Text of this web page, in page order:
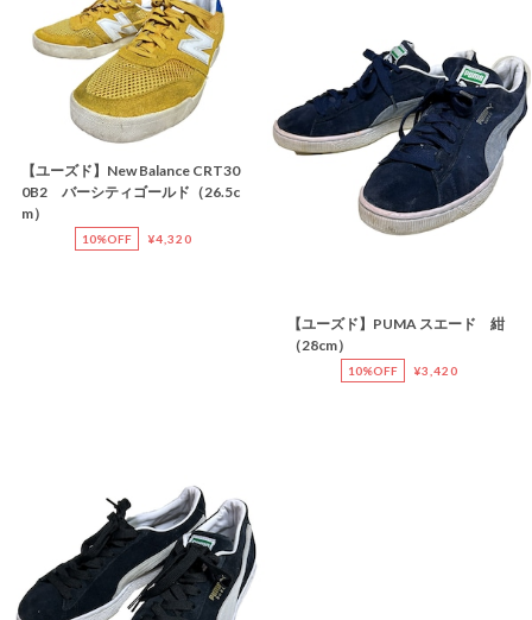
【ユーズド】New Balance CRT30
0B2 バーシティゴールド（26.5c
m）
10%OFF ¥4,320
【ユーズド】PUMA スエード 紺
（28cm）
10%OFF ¥3,420